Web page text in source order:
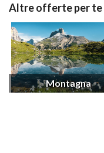
Altre offerte per te
Montagna